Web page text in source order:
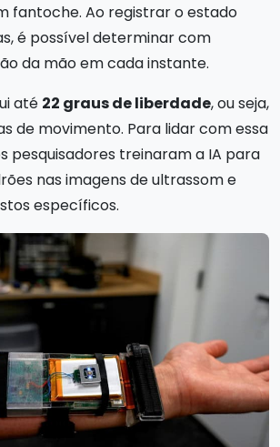
fantoche. Ao registrar o estado
é possível determinar com
da mão em cada instante.
até 22 graus de liberdade, ou seja,
de movimento. Para lidar com essa
pesquisadores treinaram a IA para
nas imagens de ultrassom e
específicos.